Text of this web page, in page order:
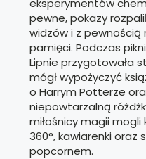
eksperymentów
pewne, pokazy
widzów i z pewnością
pamięci. Podczas
Lipnie przygotowała
mógł wypożyczyć
o Harrym Potterze
niepowtarzalną
miłośnicy magii
360°, kawiarenki
popcornem.